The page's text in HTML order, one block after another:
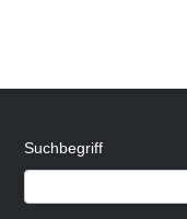
Suchbegriff